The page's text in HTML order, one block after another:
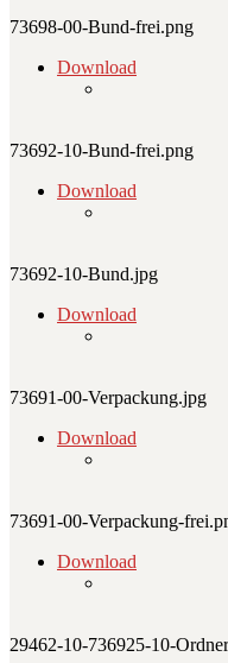
73698-00-Bund-frei.png
Download
73692-10-Bund-frei.png
Download
73692-10-Bund.jpg
Download
73691-00-Verpackung.jpg
Download
73691-00-Verpackung-
Download
29462-10-736925-10-